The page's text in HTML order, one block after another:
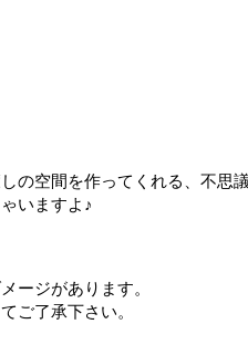
の空間を作ってくれる、不思
いますよ♪
ージがあります。
ご了承下さい。